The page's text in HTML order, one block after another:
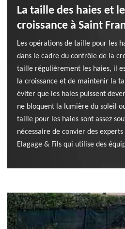
La taille des haies et
croissance à Saint
Les opérations de taille pour les
dans le cadre du contrôle de la
taille régulièrement les haies, il
la croissance et de maintenir la
éviter que les haies puissent
ne bloquent la lumière du soleil
taille pour les haies sont assez
nécessaire de convier des
Elagage & Fils qui utilise des